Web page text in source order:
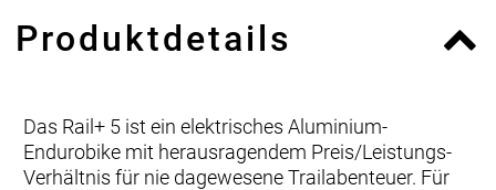
Produktdetails
Das Rail+ 5 ist ein elektrisches Aluminium-
Endurobike mit herausragendem Preis/Leistungs-
Verhältnis für nie dagewesene Trailabenteuer. Für